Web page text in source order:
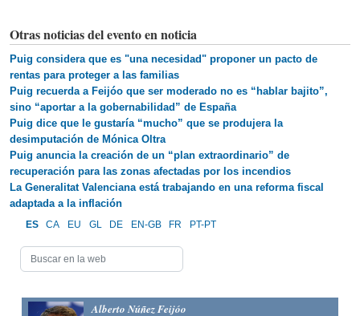
Otras noticias del evento en noticia
Puig considera que es "una necesidad" proponer un pacto de
rentas para proteger a las familias
Puig recuerda a Feijóo que ser moderado no es “hablar bajito”,
sino “aportar a la gobernabilidad” de España
Puig dice que le gustaría “mucho” que se produjera la
desimputación de Mónica Oltra
Puig anuncia la creación de un “plan extraordinario” de
recuperación para las zonas afectadas por los incendios
La Generalitat Valenciana está trabajando en una reforma fiscal
adaptada a la inflación
ES CA EU GL DE EN-GB FR PT-PT
Alberto Núñez Feijóo